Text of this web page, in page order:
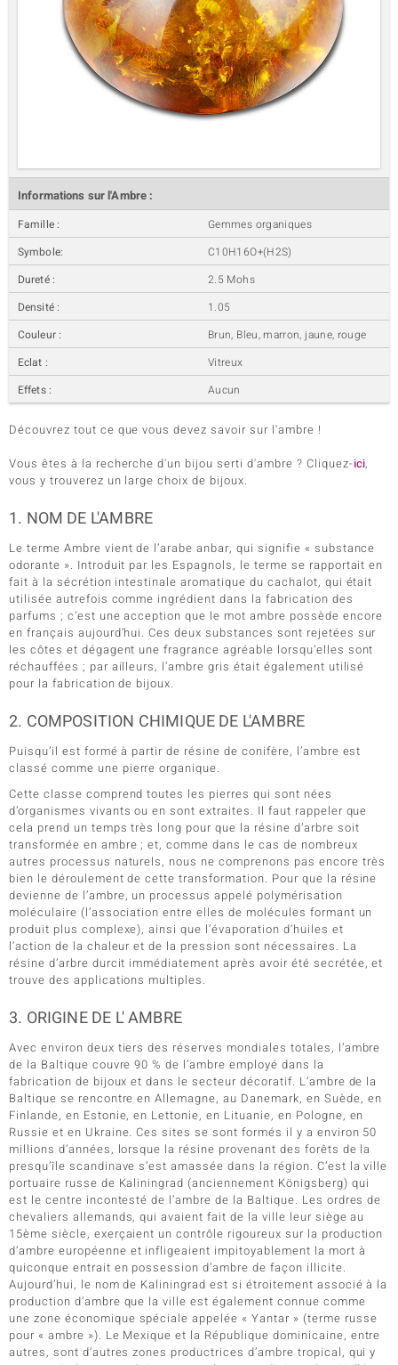
Informations sur l'Ambre :
Famille :
Gemmes organiques
Symbole:
C10H16O+(H2S)
Dureté :
2.5 Mohs
Densité :
1.05
Couleur :
Brun, Bleu, marron, jaune, rouge
Eclat :
Vitreux
Effets :
Aucun
Découvrez tout ce que vous devez savoir sur l'ambre !
Vous êtes à la recherche d'un bijou serti d'ambre ? Cliquez-ici,
vous y trouverez un large choix de bijoux.
1. NOM DE L'AMBRE
Le terme Ambre vient de l’arabe anbar, qui signifie « substance
odorante ». Introduit par les Espagnols, le terme se rapportait en
fait à la sécrétion intestinale aromatique du cachalot, qui était
utilisée autrefois comme ingrédient dans la fabrication des
parfums ; c’est une acception que le mot ambre possède encore
en français aujourd’hui. Ces deux substances sont rejetées sur
les côtes et dégagent une fragrance agréable lorsqu’elles sont
réchauffées ; par ailleurs, l’ambre gris était également utilisé
pour la fabrication de bijoux.
2. COMPOSITION CHIMIQUE DE L'AMBRE
Puisqu’il est formé à partir de résine de conifère, l’ambre est
classé comme une pierre organique.
Cette classe comprend toutes les pierres qui sont nées
d’organismes vivants ou en sont extraites. Il faut rappeler que
cela prend un temps très long pour que la résine d’arbre soit
transformée en ambre ; et, comme dans le cas de nombreux
autres processus naturels, nous ne comprenons pas encore très
bien le déroulement de cette transformation. Pour que la résine
devienne de l’ambre, un processus appelé polymérisation
moléculaire (l’association entre elles de molécules formant un
produit plus complexe), ainsi que l’évaporation d’huiles et
l’action de la chaleur et de la pression sont nécessaires. La
résine d’arbre durcit immédiatement après avoir été secrétée, et
trouve des applications multiples.
3. ORIGINE DE L' AMBRE
Avec environ deux tiers des réserves mondiales totales, l’ambre
de la Baltique couvre 90 % de l’ambre employé dans la
fabrication de bijoux et dans le secteur décoratif. L’ambre de la
Baltique se rencontre en Allemagne, au Danemark, en Suède, en
Finlande, en Estonie, en Lettonie, en Lituanie, en Pologne, en
Russie et en Ukraine. Ces sites se sont formés il y a environ 50
millions d’années, lorsque la résine provenant des forêts de la
presqu’île scandinave s’est amassée dans la région. C’est la ville
portuaire russe de Kaliningrad (anciennement Königsberg) qui
est le centre incontesté de l’ambre de la Baltique. Les ordres de
chevaliers allemands, qui avaient fait de la ville leur siège au
15ème siècle, exerçaient un contrôle rigoureux sur la production
d’ambre européenne et infligeaient impitoyablement la mort à
quiconque entrait en possession d’ambre de façon illicite.
Aujourd’hui, le nom de Kaliningrad est si étroitement associé à la
production d’ambre que la ville est également connue comme
une zone économique spéciale appelée « Yantar » (terme russe
pour « ambre »). Le Mexique et la République dominicaine, entre
autres, sont d’autres zones productrices d’ambre tropical, qui y